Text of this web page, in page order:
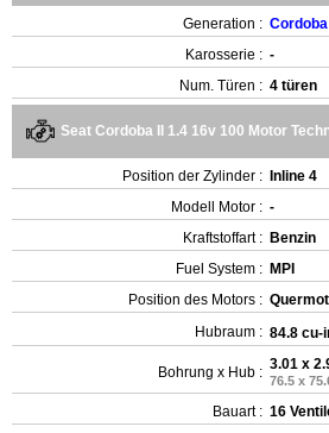
Generation :
Karosserie : -
Num. Türen : 4 türen
Seat Cordoba II 1.4 16v 100 Motor
Position der Zylinder :
Inline 4
Modell Motor : -
Kraftstoffart : Benzin
Fuel System : MPI
Position des Motors :
Hubraum : 84.8 cu-
Bohrung x Hub : 3.01 x
76.5 x
Bauart : 16